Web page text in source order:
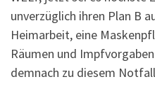
unverzüglich ihren Plan B
Heimarbeit, eine
Räumen und
demnach zu diesem